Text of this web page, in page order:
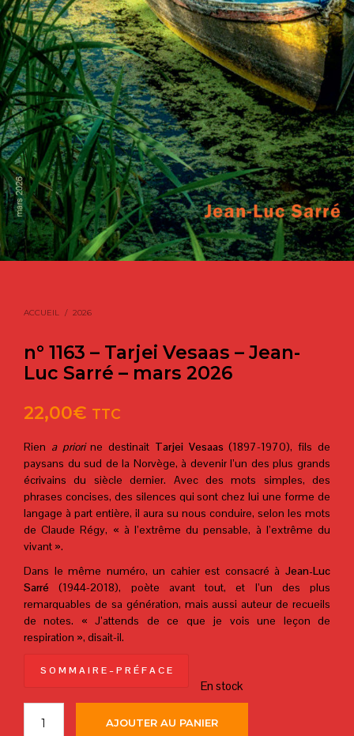
ACCUEIL / 2026
n° 1163 – Tarjei Vesaas – Jean-
Luc Sarré – mars 2026
22,00€ TTC
Rien a priorine destinait Tarjei Vesaas (1897-1970), fils de
paysans du sud de la Norvège, à devenir l’un des plus grands
écrivains du siècle dernier. Avec des mots simples, des
phrases concises, des silences qui sont chez lui une forme de
langage à part entière, il aura su nous conduire, selon les mots
de Claude Régy, « à l’extrême du pensable, à l’extrême du
vivant ».
Dans le même numéro, un cahier est consacré à Jean-Luc
Sarré(1944-2018), poète avant tout, et l’un des plus
remarquables de sa génération, mais aussi auteur de recueils
de notes. « J’attends de ce que je vois une leçon de
respiration », disait-il.
S O M M A I R E – P R É F A C E
En stock
AJOUTER AU PANIER